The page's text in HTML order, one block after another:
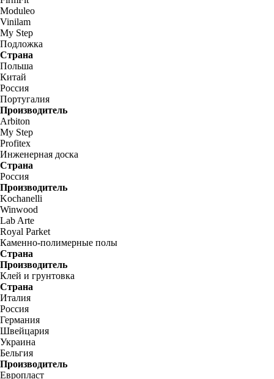
Moduleo
Vinilam
My Step
Подложка
Страна
Польша
Китай
Россия
Португалия
Производитель
Arbiton
My Step
Profitex
Инженерная доска
Страна
Россия
Производитель
Kochanelli
Winwood
Lab Arte
Royal Parket
Каменно-полимерные полы
Страна
Производитель
Клей и грунтовка
Страна
Италия
Россия
Германия
Швейцария
Украина
Бельгия
Производитель
Европласт